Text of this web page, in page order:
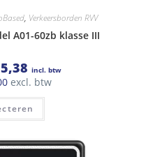
, Verkeersborden RVV
A01-60zb klasse III
Prijsklasse:
€90,75
tot
€215,38
incl. btw
Prijsklasse:
tot
€178,00
excl. btw
Dit
heeft
variaties.
Deze